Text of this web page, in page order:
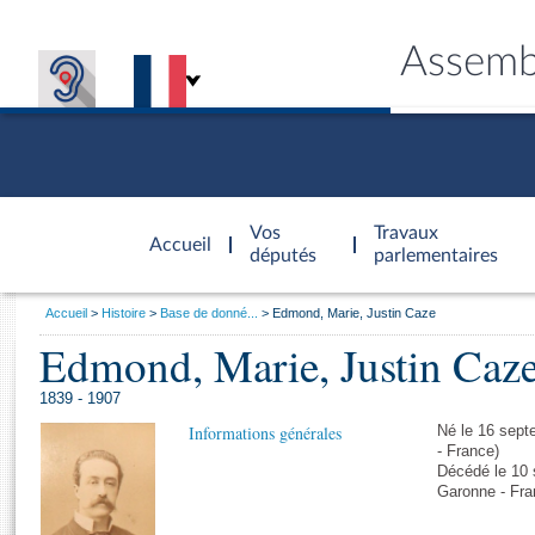
Accueil
d'accueil
Vos
députés
Travaux
parlementaires
Général
Vous
Accueil Histoire Base de donné... Edmond, Marie, Justin Caze
Edmond, Marie, Justin
1839 - 1907
Informations générales
Né le 16
- France)
Décédé le 10
Garonne -